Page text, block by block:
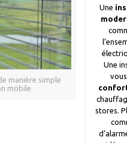
manière simple
mobile
Une
Une
stores.